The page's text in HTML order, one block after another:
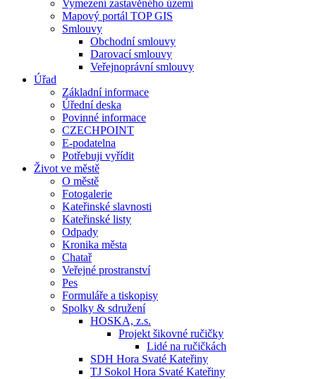
Vymezení zastavěného území
Mapový portál TOP GIS
Smlouvy
Obchodní smlouvy
Darovací smlouvy
Veřejnoprávní smlouvy
Úřad
Základní informace
Úřední deska
Povinné informace
CZECHPOINT
E-podatelna
Potřebuji vyřídit
Život ve městě
O městě
Fotogalerie
Kateřinské slavnosti
Kateřinské listy
Odpady
Kronika města
Chatař
Veřejné prostranství
Pes
Formuláře a tiskopisy
Spolky & sdružení
HOSKA, z.s.
Projekt šikovné ručičky
Lidé na ručičkách
SDH Hora Svaté Kateřiny
TJ Sokol Hora Svaté Kateřiny